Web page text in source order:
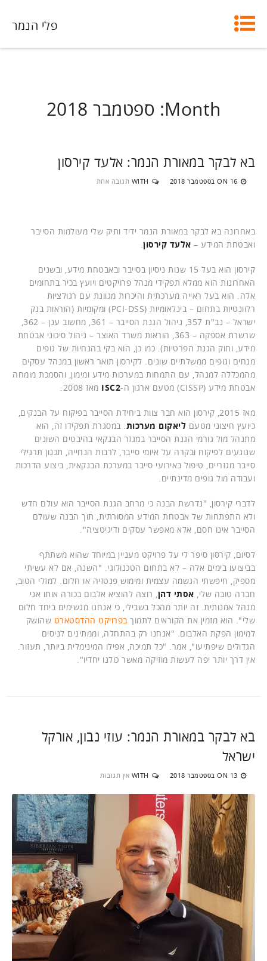
פלי הנמר
Month: ספטמבר 2018
בא לבקר במאורת הנמר: אלעד קירסון
ON 16 בספטמבר 2018 WITH תגובה אחת
באחרונה בא לבקר במאורת הנמר ידיד ותיק שלי מעולמות הסייבר
ואבטחת המידע – אלעד קירסון.
קירסון הוא בעל 15 שנות ניסיון בסייבר ובאבטחת מידע, ובשנים
האחרונות הוא ממלא תפקידי מנהל פרויקטים ויועץ בכיר בתחומים
אלה. הוא בעל ראייה מערכתית והיכרות מגוונת עם רגולציות
רלוונטיות בתחום – בינלאומיות (PCI-DSS) ומקומיות (הוראות בנק
ישראל – נב"ת 357, ניהול הגנת הסייבר – 361, מחשוב ענן – 362,
שרשרת אספקה – 363, הוראות משרד האוצר – ניהול סיכוני אבטחת
מידע, וחוק הגנת הפרטיות). כמו כן, הוא בקי בהנחיות של גופים
מנחים וגופים ממשלתיים שונים. לקירסון תואר ראשון במנהל עסקים
מהמכללה למנהל, עם התמחות במערכות מידע ומימון, והסמכת מומחה
אבטחת מידע (CISSP) מטעם ארגון ה-
ISC2 מאז 2008.
מאז 2015, קירסון הוא חבר צוות ביחידת הסייבר בפיקוח על הבנקים,
כיועץ חיצוני מטעם ליאקום מערכות. במסגרת תפקידו זה, הוא
מתנהל מול גורמי הגנת הסייבר במגזר הבנקאי בהיבטים השונים
שנוגעים לפיקוח ובקרה על איומי סייבר, לרבות הנחייה, תכנון תרגילי
סייבר מגזריים, טיפול באירועי סייבר במערכת הבנקאית, ביצוע הדרכות
ועבודה מול גופים מדינתיים.
לדברי קירסון, "נדרשת הבנה כי מרחב הגנת הסייבר הוא עולם חדש
ולא התפתחות של אבטחת המידע המסורתית, תוך הבנה שעולם
הסייבר אינו חסם, אלא מאפשר עסקים ודיגיטציה".
לסיום, קירסון סיפר לי על פרויקט מעניין במיוחד שהוא משתתף
בביצועו בימים אלה – לא בתחום הטכנולוגי. "השנה, אם לא עשיתי
מספיק, חיפשתי הגשמה עצמית ומימוש פנטזיה או חלום. למזלי הטוב,
חברה טובה שלי, אסתי דהן, רוצה להוציא אלבום בכורה אותו אני
מנהל אמנותית. זה יותר מהכל בשבילי, כי אנחנו מגשימים ביחד חלום
שלי". הוא מזמין את הקוראים לתמוךבפרויקט ההדסטארט שהושק
למימון הפקת האלבום. "אנחנו רק בהתחלה, וממתינים לניסים
הגדולים שיפתיעו", אמר. "כל תמיכה, אפילו המינימלית ביותר, תעזור.
אין דרך יותר יפה לעשות מוזיקה מאשר כולנו יחדיו".
בא לבקר במאורת הנמר: עוזי נבון, אורקל
ישראל
ON 13 בספטמבר 2018 WITH אין תגובות